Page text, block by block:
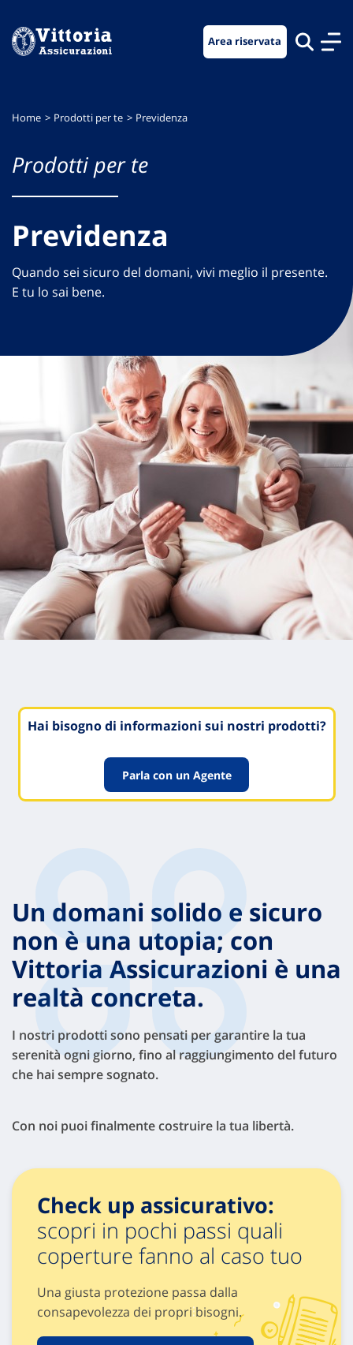
menu
contenuto
footer
Area riservata
Home Prodotti per te Previdenza
Prodotti per te
Previdenza
Quando sei sicuro del domani, vivi meglio il presente.
E tu lo sai bene.
Hai bisogno di informazioni sui nostri prodotti?
Parla con un Agente
Un domani solido e sicuro
non è una utopia; con
Vittoria Assicurazioni è una
realtà concreta.
I nostri prodotti sono pensati per garantire la tua
serenità ogni giorno, fino al raggiungimento del futuro
che hai sempre sognato.
Con noi puoi finalmente costruire la tua libertà.
Check up assicurativo:
scopri in pochi passi quali
coperture fanno al caso tuo
Una giusta protezione passa dalla
consapevolezza dei propri bisogni.